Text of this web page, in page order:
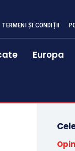
TERMENI ȘI CONDIȚII
Europa